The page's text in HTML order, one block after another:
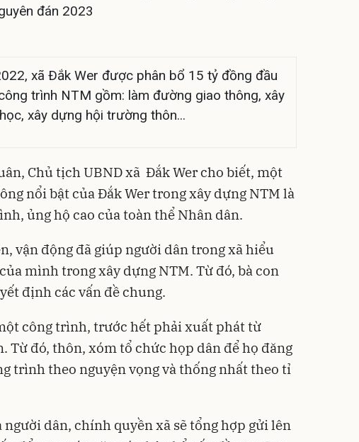
đán 2023
xã Ðắk Wer được phân bổ 15 tỷ đồng đầu
trình NTM gồm: làm đường giao thông, xây
xây dựng hội trường thôn...
Chủ tịch UBND xã Đắk Wer cho biết, một
nổi bật của Đắk Wer trong xây dựng NTM là
ủng hộ cao của toàn thể Nhân dân.
vận động đã giúp người dân trong xã hiểu
mình trong xây dựng NTM. Từ đó, bà con
định các vấn đề chung.
công trình, trước hết phải xuất phát từ
Từ đó, thôn, xóm tổ chức họp dân để họ đăng
trình theo nguyện vọng và thống nhất theo tỉ
người dân, chính quyền xã sẽ tổng hợp gửi lên